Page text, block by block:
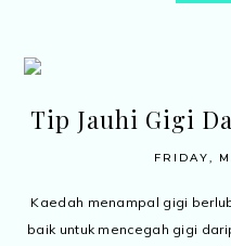
Tip Jauhi Gigi
FRIDAY,
Kaedah menampal gigi
baik untuk mencegah gigi